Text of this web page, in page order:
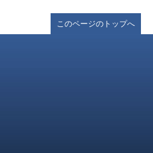
このページのトップへ